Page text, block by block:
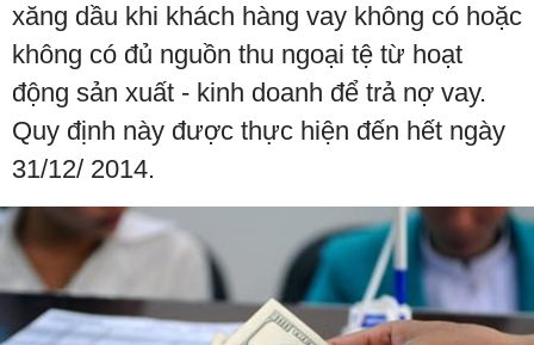
xăng dầu khi khách hàng vay không có hoặc
không có đủ nguồn thu ngoại tệ từ hoạt
động sản xuất - kinh doanh để trả nợ vay.
Quy định này được thực hiện đến hết ngày
31/12/ 2014.